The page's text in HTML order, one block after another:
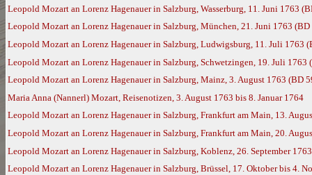
Leopold Mozart an Lorenz Hagenauer in Salzburg, Wasserburg, 11. Juni 1763
Leopold Mozart an Lorenz Hagenauer in Salzburg, München, 21. Juni 1763 (BD
Leopold Mozart an Lorenz Hagenauer in Salzburg, Ludwigsburg, 11. Juli 1763
Leopold Mozart an Lorenz Hagenauer in Salzburg, Schwetzingen, 19. Juli 1763
Leopold Mozart an Lorenz Hagenauer in Salzburg, Mainz, 3. August 1763 (BD
Maria Anna (Nannerl) Mozart, Reisenotizen, 3. August 1763 bis 8. Januar 1764
Leopold Mozart an Lorenz Hagenauer in Salzburg, Frankfurt am Main, 13.
Leopold Mozart an Lorenz Hagenauer in Salzburg, Frankfurt am Main, 20.
Leopold Mozart an Lorenz Hagenauer in Salzburg, Koblenz, 26. September
Leopold Mozart an Lorenz Hagenauer in Salzburg, Brüssel, 17. Oktober bis 4.